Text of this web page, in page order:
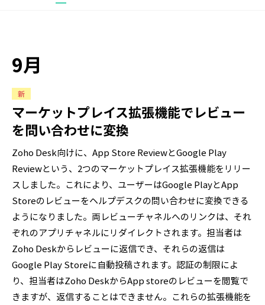
9月
マーケットプレイス拡張機能でレビュー
を問い合わせに変換
新
Zoho Desk向けに、App Store ReviewとGoogle Play
Reviewという、2つのマーケットプレイス拡張機能をリリー
スしました。これにより、ユーザーはGoogle PlayとApp
Storeのレビューをヘルプデスクの問い合わせに変換できる
ようになりました。両レビューチャネルへのリンクは、それ
ぞれのアプリチャネルにリダイレクトされます。担当者は
Zoho Deskからレビューに返信でき、それらの返信は
Google Play Storeに自動投稿されます。認証の制限によ
り、担当者はZoho DeskからApp storeのレビューを閲覧で
きますが、返信することはできません。これらの拡張機能を